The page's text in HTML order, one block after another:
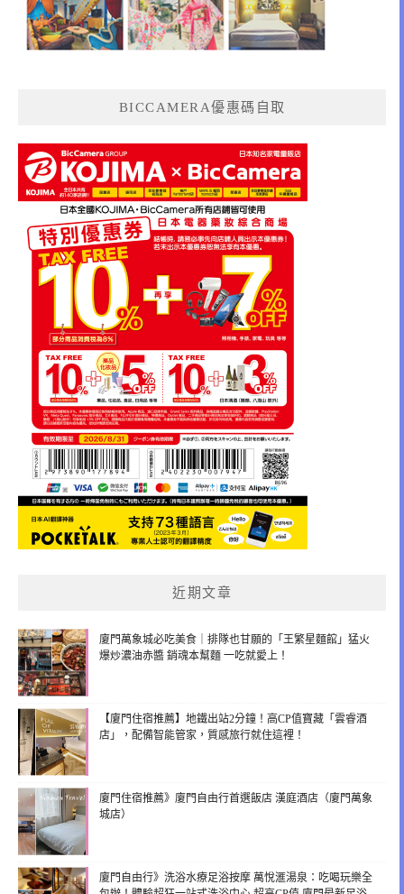
BICCAMERA優惠碼自取
近期文章
廈門萬象城必吃美食｜排隊也甘願的「王繁星麵館」猛火
爆炒濃油赤醬 銷魂本幫麵 一吃就愛上！
【廈門住宿推薦】地鐵出站2分鐘！高CP值寶藏「雲睿酒
店」，配備智能管家，質感旅行就住這裡！
廈門住宿推薦》廈門自由行首選飯店 漢庭酒店（廈門萬象
城店）
廈門自由行》洗浴水療足浴按摩 萬悅滙湯泉：吃喝玩樂全